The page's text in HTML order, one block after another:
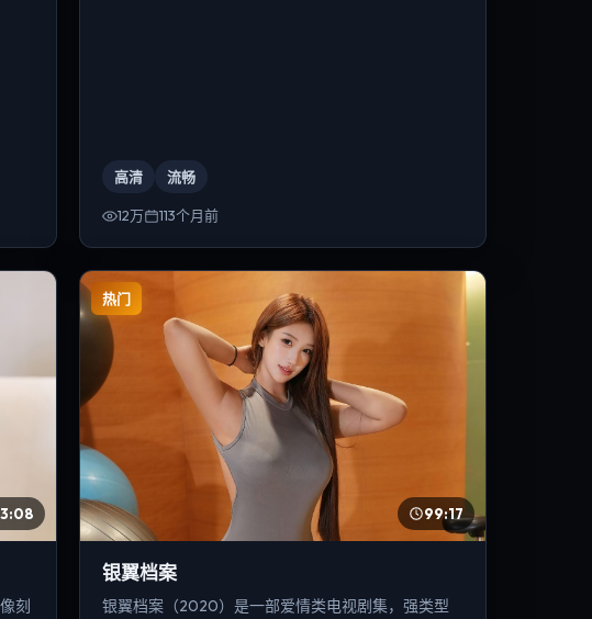
高清 流畅
12万 113个月前
刻
热门
99:17
银翼档案
银翼档案（2020）是一部爱情类电视剧集，强类型